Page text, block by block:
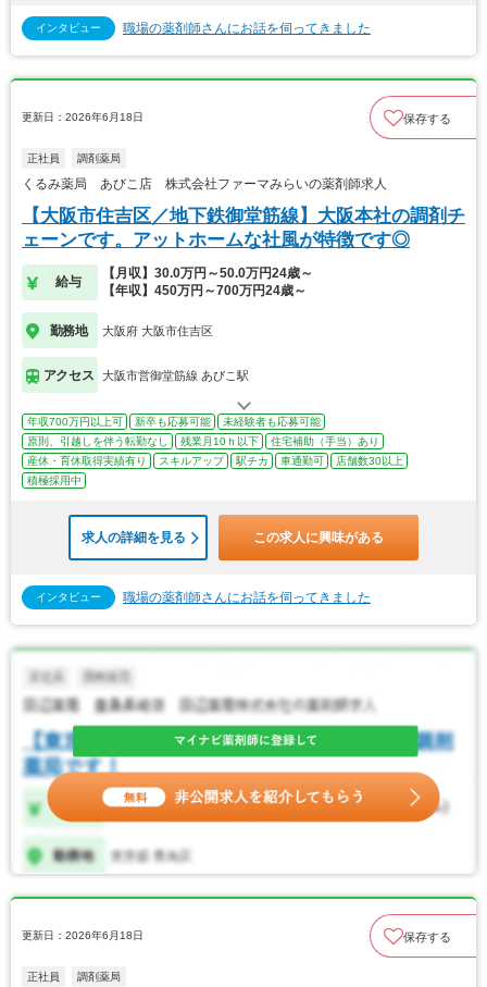
インタビュー 職場の薬剤師さんにお話を伺ってきました
更新日：2026年6月18日 保存する
正社員 調剤薬局
くるみ薬局 あびこ店 株式会社ファーマみらいの薬剤師求人
【大阪市住吉区／地下鉄御堂筋線】大阪本社の調剤チ
ェーンです。アットホームな社風が特徴です◎
給与
【月収】30.0万円～50.0万円24歳～
【年収】450万円～700万円24歳～
勤務地 大阪府 大阪市住吉区
アクセス 大阪市営御堂筋線 あびこ駅
年収700万円以上可 新卒も応募可能
未経験者も応募可能
原則、引越しを伴う転勤なし
残業月10ｈ以下
住宅補助（手当）あり
産休・育休取得実績有り
スキルアップ 駅チカ 車通勤可
店舗数30以上
積極採用中
求人の詳細を見る この求人に興味がある
インタビュー 職場の薬剤師さんにお話を伺ってきました
更新日：2026年6月18日 保存する
正社員 調剤薬局